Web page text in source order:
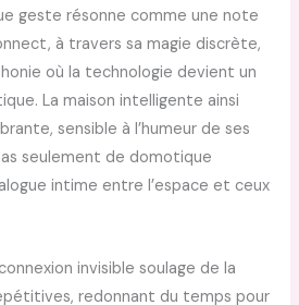
geste résonne comme une note
à travers sa magie discrète,
où la technologie devient un
La maison intelligente ainsi
sensible à l’humeur de ses
seulement de domotique
intime entre l’espace et ceux
invisible soulage de la
redonnant du temps pour